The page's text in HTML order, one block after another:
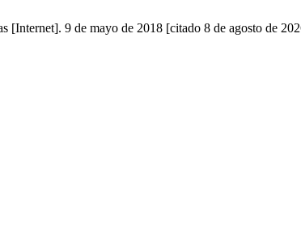
[Internet]. 9 de mayo de 2018 [citado 8 de agosto de